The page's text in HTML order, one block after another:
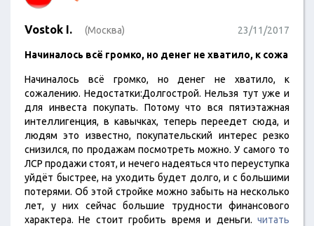
Vostok I. (Москва) 23/11/2017
Начиналось всё громко, но денег не хватило, к сожа
Начиналось всё громко, но денег не хватило, к
сожалению. Недостатки:Долгострой. Нельзя тут уже и
для инвеста покупать. Потому что вся пятиэтажная
интеллигенция, в кавычках, теперь переедет сюда, и
людям это известно, покупательский интерес резко
снизился, по продажам посмотреть можно. У самого то
ЛСР продажи стоят, и нечего надеяться что переуступка
уйдёт быстрее, на уходить будет долго, и с большими
потерями. Об этой стройке можно забыть на несколько
лет, у них сейчас большие трудности финансового
характера. Не стоит гробить время и деньги. читать